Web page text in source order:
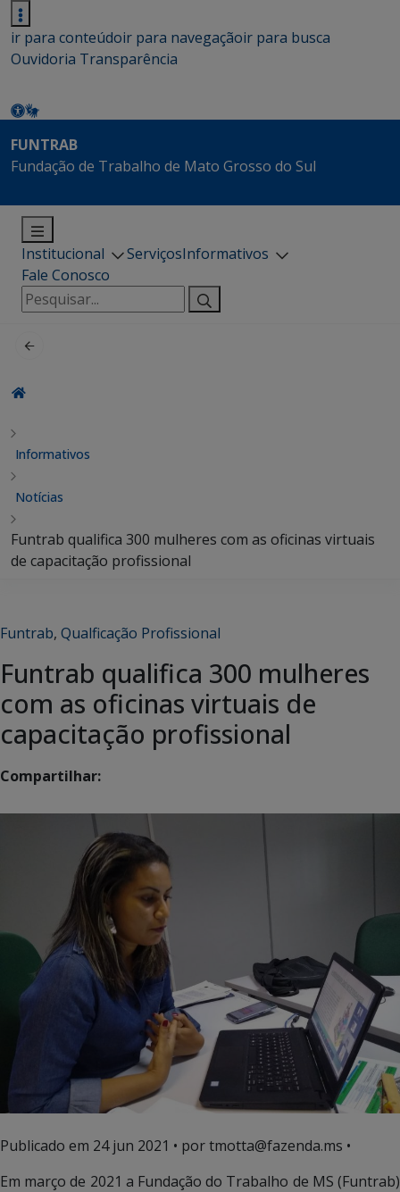
ir para conteúdoir para navegaçãoir para busca
Ouvidoria Transparência
FUNTRAB
Fundação de Trabalho de Mato Grosso do Sul
Institucional ServiçosInformativos
Fale Conosco
Pesquisar
por:
Informativos
Notícias
Funtrab qualifica 300 mulheres com as oficinas virtuais
de capacitação profissional
Funtrab, Qualficação Profissional
Funtrab qualifica 300 mulheres
com as oficinas virtuais de
capacitação profissional
Compartilhar:
Publicado em 24 jun 2021 • por tmotta@fazenda.ms •
Em março de 2021 a Fundação do Trabalho de MS (Funtrab)